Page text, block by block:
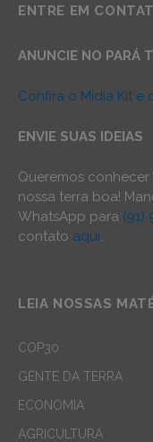
ENTRE EM
ANUNCIE NO PARÁ
Confira o Mídia Kit e
ENVIE SUAS IDEIAS
Queremos
nossa terra boa!
WhatsApp para (91)
contato aqui.
LEIA NOSSAS
COP30
GENTE DA TERRA
ECONOMIA
AGRICULTURA